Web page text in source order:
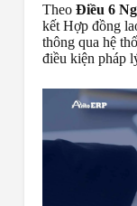
Theo Điều 6
kết Hợp đồng
thông qua hệ
điều kiện pháp